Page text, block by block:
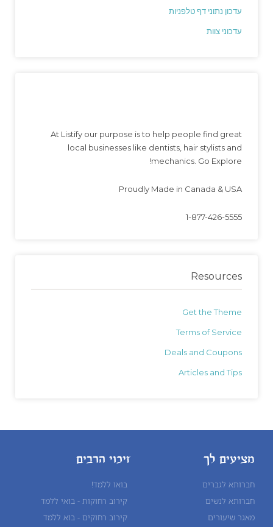
עדכון נתוני דף טלפניות
עדכוני צוות
At Listify our purpose is to help people find great
local businesses like dentists, hair stylists and
mechanics. Go Explore!
Proudly Made in Canada & USA
1-877-426-5555
Resources
Get the Theme
Terms of Service
Deals and Coupons
Articles and Tips
מציעים לך
חברותא לגברים
חברותא לנשים
מאגר שיעורים
זיכוי הרבים
בואו ללמד!
קירוב רחוקות - בואי ללמד
קירוב רחוקים - בוא ללמד